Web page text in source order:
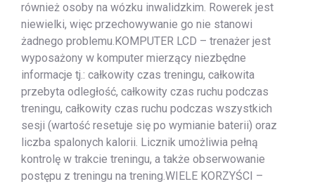
również osoby na wózku inwalidzkim. Rowerek jest
niewielki, więc przechowywanie go nie stanowi
żadnego problemu.KOMPUTER LCD – trenażer jest
wyposażony w komputer mierzący niezbędne
informacje tj.: całkowity czas treningu, całkowita
przebyta odległość, całkowity czas ruchu podczas
treningu, całkowity czas ruchu podczas wszystkich
sesji (wartość resetuje się po wymianie baterii) oraz
liczba spalonych kalorii. Licznik umożliwia pełną
kontrolę w trakcie treningu, a także obserwowanie
postępu z treningu na trening.WIELE KORZYŚCI –